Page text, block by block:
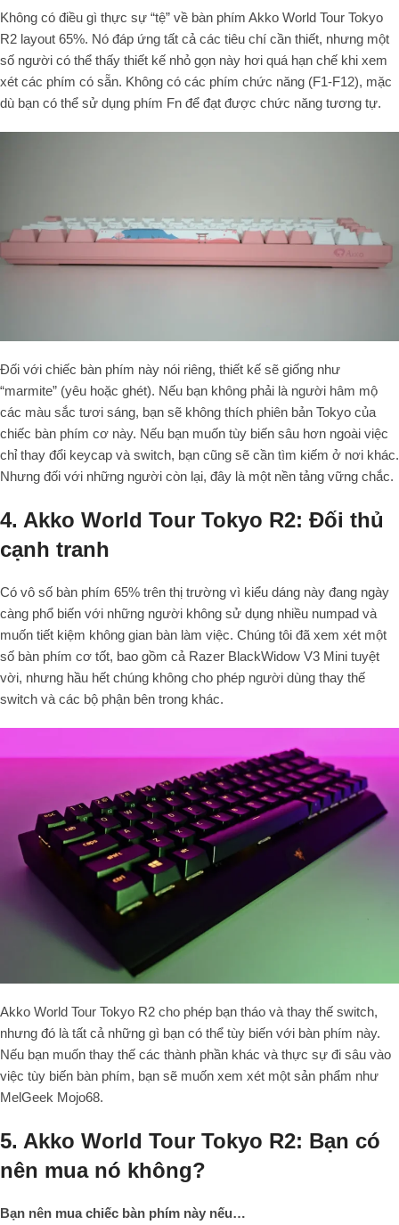
Không có điều gì thực sự “tệ” về bàn phím Akko World Tour Tokyo
R2 layout 65%. Nó đáp ứng tất cả các tiêu chí cần thiết, nhưng một
số người có thể thấy thiết kế nhỏ gọn này hơi quá hạn chế khi xem
xét các phím có sẵn. Không có các phím chức năng (F1-F12), mặc
dù bạn có thể sử dụng phím Fn để đạt được chức năng tương tự.
Đối với chiếc bàn phím này nói riêng, thiết kế sẽ giống như
“marmite” (yêu hoặc ghét). Nếu bạn không phải là người hâm mộ
các màu sắc tươi sáng, bạn sẽ không thích phiên bản Tokyo của
chiếc bàn phím cơ này. Nếu bạn muốn tùy biến sâu hơn ngoài việc
chỉ thay đổi keycap và switch, bạn cũng sẽ cần tìm kiếm ở nơi khác.
Nhưng đối với những người còn lại, đây là một nền tảng vững chắc.
4. Akko World Tour Tokyo R2: Đối thủ
cạnh tranh
Có vô số bàn phím 65% trên thị trường vì kiểu dáng này đang ngày
càng phổ biến với những người không sử dụng nhiều numpad và
muốn tiết kiệm không gian bàn làm việc. Chúng tôi đã xem xét một
số bàn phím cơ tốt, bao gồm cả Razer BlackWidow V3 Mini tuyệt
vời, nhưng hầu hết chúng không cho phép người dùng thay thế
switch và các bộ phận bên trong khác.
Akko World Tour Tokyo R2 cho phép bạn tháo và thay thế switch,
nhưng đó là tất cả những gì bạn có thể tùy biến với bàn phím này.
Nếu bạn muốn thay thế các thành phần khác và thực sự đi sâu vào
việc tùy biến bàn phím, bạn sẽ muốn xem xét một sản phẩm như
MelGeek Mojo68.
5. Akko World Tour Tokyo R2: Bạn có
nên mua nó không?
Bạn nên mua chiếc bàn phím này nếu…